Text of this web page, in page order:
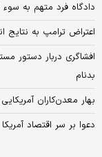
دادگاه فرد متهم به
اعتراض ترامپ به نتایج
افشاگری دربار دستور
بدنام
بهار معدن‌کاران آمریکایی
دعوا بر سر اقتصاد آمریکا